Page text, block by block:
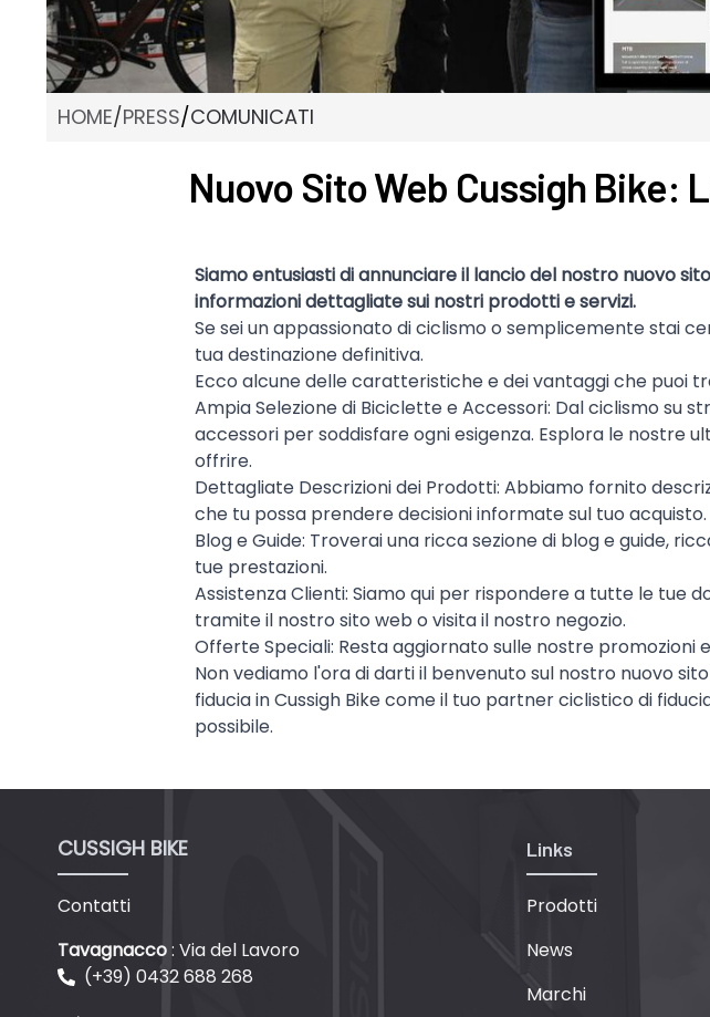
HOME/PRESS/COMUNICATI
Nuovo Sito Web Cussigh Bike:
Siamo entusiasti di annunciare il lancio del nostro nuovo
informazioni dettagliate sui nostri prodotti e servizi.
Se sei un appassionato di ciclismo o semplicemente stai
tua destinazione definitiva.
Ecco alcune delle caratteristiche e dei vantaggi che puoi
Ampia Selezione di Biciclette e Accessori: Dal ciclismo su
accessori per soddisfare ogni esigenza. Esplora le nostre
offrire.
Dettagliate Descrizioni dei Prodotti: Abbiamo fornito
che tu possa prendere decisioni informate sul tuo acquisto.
Blog e Guide: Troverai una ricca sezione di blog e guide,
tue prestazioni.
Assistenza Clienti: Siamo qui per rispondere a tutte le tue
tramite il nostro sito web o visita il nostro negozio.
Offerte Speciali: Resta aggiornato sulle nostre promozioni
Non vediamo l'ora di darti il benvenuto sul nostro nuovo
fiducia in Cussigh Bike come il tuo partner ciclistico di
possibile.
CUSSIGH BIKE
Contatti
Tavagnacco: Via del Lavoro
(+39) 0432 688 268
Links
Prodotti
News
Marchi